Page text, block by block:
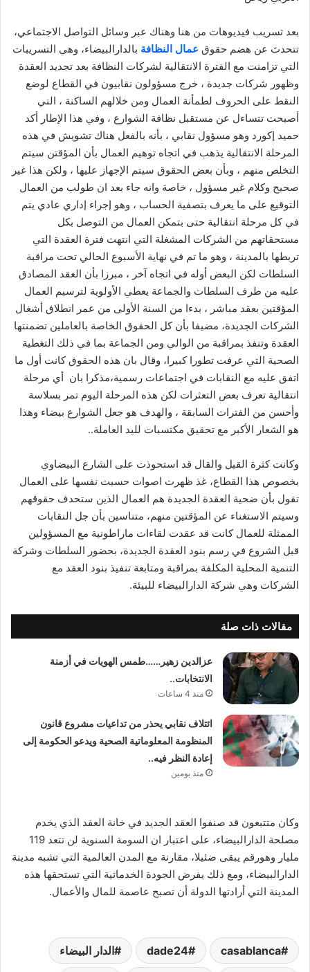
بعد تسريب فيديوهات من هنا وهناك عبر وسائل التواصل الاجتماعي،
تتحدث عن هضم حقوق عمال النظافة بالدارالبيضاء، وهي التسريبات
التي تزامنت مع الفترة الانتقالية لشركات النظافة بعد تجديد العقدة
وظهور شركات جديدة ، خرج مسؤولون نقابيون في القطاع لوضع
النقط على الحروف لطمأنة العمال ومن خلالهم الساكنة ، التي
أصبحت تتساءل عن مستقبل نظافة الشوارع ، وفي هذا الإطار أكد
حميد إكورد وهو مسؤول نقابي ، بأنه بالفعل هناك تشويش في هذه
المرحلة الانتقالية يذهب في اتجاه توهيم العمال بأن المؤقتن سيتم
التخلص منهم ، وبأن بعض الحقوق سيتم الإجهاز عليها ، ولكن هذا غير
صحيح وكلام غير مسؤول ، خاصة وانه جاء بعد ان طولب من العمال
التوقيع على ما يعرف بتصفية الحساب ، وهو إجراء إداري عادي يتم
في كل مرحلة انتقالية حتى بتمكن العمال من التوصل بكل
مستحقاتهم من الشركات المشغلة التي انتهت فترة العقدة التي
تربطها بالمدينة ، وهو ما تم في نهاية الأسبوع الحالي تحت مراقبة
السلطات لكن البعض أوله في اتجاه آخر ، مبرزا بأن العقد المصادق
عليه من طرف السلطات والجماعة يعطي الأولوية لترسيم العمال
المؤقتين بعقد مباشر ، بدءا من السنة الأولى من عمر انطلاق أشغال
الشركات الجديدة، مضيفا بأن كل الحقوق الخاصة بالعاملين تضمنتها
العقدة وتنفذ بمراقبة من الوالي ومن الجماعة بما في ذلك التغطية
الصحية التي عرفت تطورا كبيرا، وقال بان هذه الحقوق كانت أول ما
اتفق عليه مع النقابات في اجتماعات رسمية،مذكرا بان أي مرحلة
انتقالية تعرف بعض التعثرات لكن هذه المرحلة اليوم تمر بسلاسة
وأحسن من الفترات السابقة ، والهدف هو جعل الشوارع بيضاء وهذا
هو الشعار الأكبر مع تحقيق مكتسبات لليد العاملة..
وكانت كثرة القيل والقال قد استحوذت على الشارع البيضاوي
بخصوص هذا القطاع، غذ ظهرت اصوات حسبت نفسها على العمال
تقول بأن ضحية العقدة الجديدة هم العمال الذين ستحدف حقوقهم
وسيتم الاستغناء عن المؤقتين منهم، متناسين بأن جل النقابات
الممثلة للعمال كانت قد عقدت لقاءات ماراطونية مع المسؤولين
قبل الشروع في رسم بنود العقدة الجديدة، بحضور السلطات وشركة
التنمية المحلية المكلفة بمراقبة ومتابعة تنفيذ بنود العقد مع
الشركات وهي شركة الدارالبيضاء للبيئة.
مقالات ذات صلة
عزالدين زهير……طمس الهويات في أزمنة
الانتخابات..
منذ 4 ساعات
ائتلاف نقابي يحذر من تداعيات مشروع قانون
المنظومة المعلوماتية الصحية ويدعو الحكومة إلى
إعادة النظر فيه..
منذ يومين
وكان متتبعون قد صنفوا العقد الجديد في خانة العقد الذي يخدم
مصلحة الدارالبيضاء، على اعتبار ان السومة السنوية لن تتعد 119
مليار وهورقم يبقى ضئيلا، مقارنة مع المدن العالمية التي تشبه مدينة
الدارالبيضاء، ومع ذلك يفرض الجودة الخدماتية التي تستحقها هذه
المدينة التي أرادتها الدولة أن تصبح عاصمة للمال والأعمال.
casablanca
dade24 الدار البيضاء